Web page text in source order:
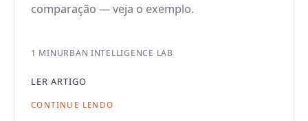
comparação — veja o exemplo.
1 MINURBAN INTELLIGENCE LAB
LER ARTIGO
CONTINUE LENDO